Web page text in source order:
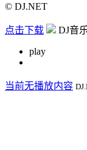
© DJ.NET
点击下载 DJ音
play
当前无播放内容